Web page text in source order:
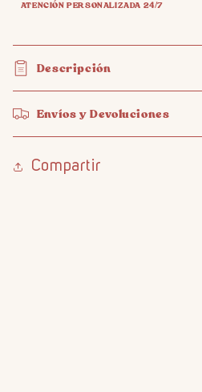
ATENCIÓN PERSONALIZADA 24/7
Descripción
Envíos y Devoluciones
Compartir